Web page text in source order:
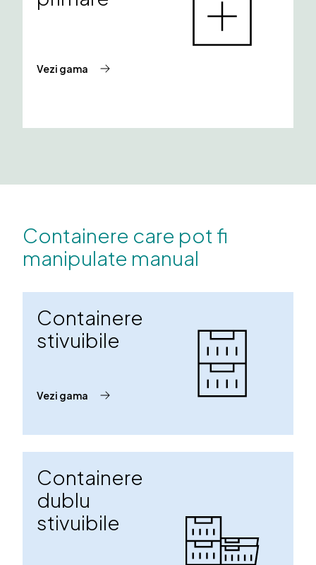
Vezi gama
Containere care pot fi
manipulate manual
Containere
stivuibile
Vezi gama
Containere
dublu
stivuibile